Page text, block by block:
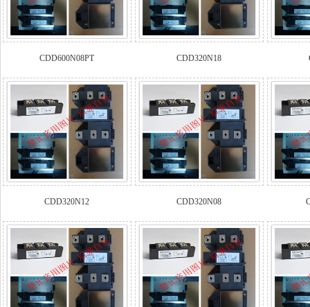
CDD600N08PT CDD320N18
CDD320N12 CDD320N08